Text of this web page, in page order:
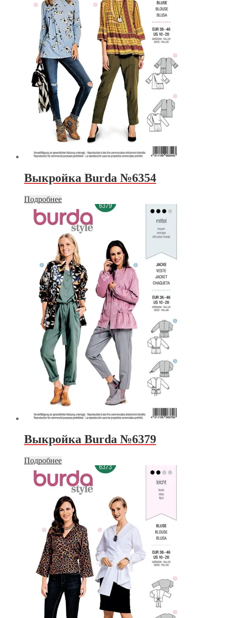
Выкройка Burda №6354
Подробнее
Выкройка Burda №6379
Подробнее